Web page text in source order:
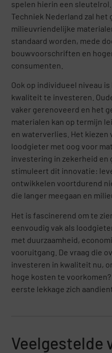
spelen hierin een
Techniek Nederland zal
milieuvriendelijke
standaard worden, mede
bouwvoorschriften en
consumenten.
Ook op individueel niveau
kwaliteit te investeren.
vaker gerenoveerd en het
materialen kan op termijn
en waterverlies. Het
loodgieter met oog voor
investering in zekerheid en
stimuleert dit innovatie:
ontwikkelen voortdurend
die langer meegaan en
Het is fascinerend om te
eenvoudig vak als
met duurzaamheid,
vooruitgang. De vraag die
investeren in kwaliteit nu,
hoge kosten te
eerste lekkage zich
Veelgestelde